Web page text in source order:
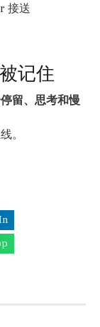
接送
记住
留、思考和慢
。